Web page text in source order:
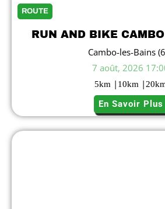
ROUTE
RUN AND BIKE
Cambo-les-Bains
7 août, 2026
5km | 10km |20
En Savoir Plus